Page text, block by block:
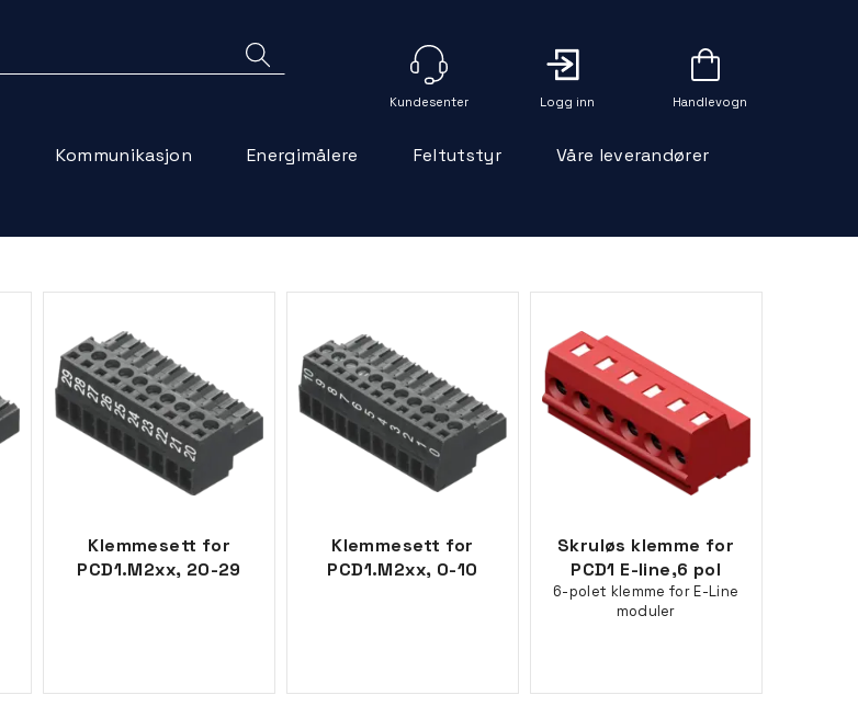
Logg inn Handlevogn
Kommunikasjon Energimålere Feltutstyr Våre leverandører
Klemmesett for
PCD1.M2xx, 20-29
Klemmesett for
PCD1.M2xx, 0-10
Skruløs klemme for
PCD1 E-line,6 pol
6-polet klemme for E-Line
moduler